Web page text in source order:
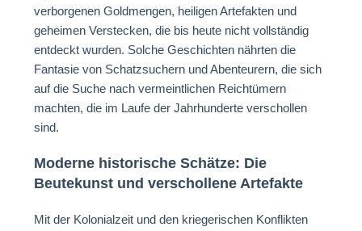
verborgenen Goldmengen, heiligen Artefakten und
geheimen Verstecken, die bis heute nicht vollständig
entdeckt wurden. Solche Geschichten nährten die
Fantasie von Schatzsuchern und Abenteurern, die sich
auf die Suche nach vermeintlichen Reichtümern
machten, die im Laufe der Jahrhunderte verschollen
sind.
Moderne historische Schätze: Die
Beutekunst und verschollene Artefakte
Mit der Kolonialzeit und den kriegerischen Konflikten